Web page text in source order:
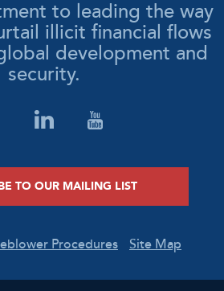
to leading the way
illicit financial flows
development and
security.
TO OUR MAILING LIST
Procedures Site Map